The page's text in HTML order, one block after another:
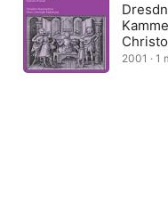
2001 · 1